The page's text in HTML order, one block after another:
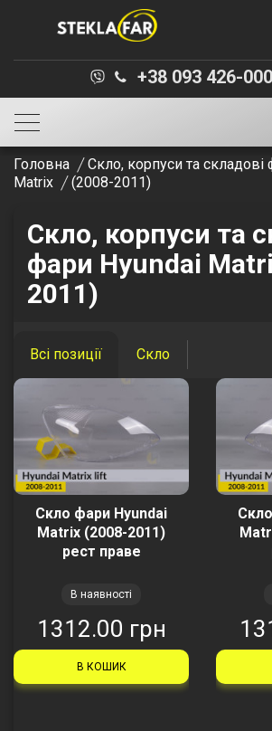
+38 093 426-
Головна Скло, корпуси та складові
Matrix
(2008-2011)
Скло, корпуси та
фари Hyundai
2011)
Всі позиції Скло
Скло фари Hyundai
Matrix (2008-2011)
рест праве
В наявності
1312.00 грн
В КОШИК